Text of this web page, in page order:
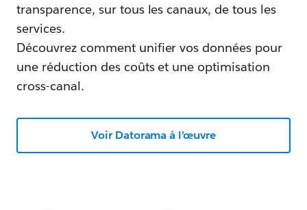
transparence, sur tous les canaux, de tous les
services.
Découvrez comment unifier vos données pour
une réduction des coûts et une optimisation
cross-canal.
Voir Datorama à l’œuvre